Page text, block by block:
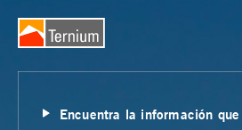
Encuentra la información